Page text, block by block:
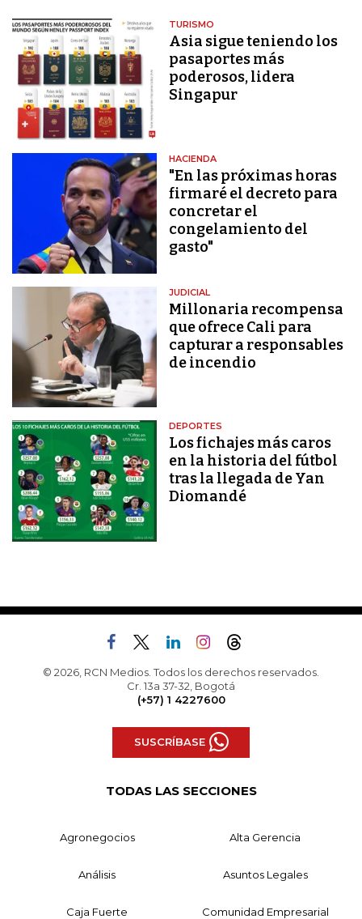
TURISMO
Asia sigue teniendo los
pasaportes más
poderosos, lidera
Singapur
HACIENDA
"En las próximas horas
firmaré el decreto para
concretar el
congelamiento del
gasto"
JUDICIAL
Millonaria recompensa
que ofrece Cali para
capturar a responsables
de incendio
DEPORTES
Los fichajes más caros
en la historia del fútbol
tras la llegada de Yan
Diomandé
© 2026, RCN Medios. Todos los derechos reservados.
Cr. 13a 37-32, Bogotá
(+57) 1 4227600
SUSCRÍBASE
TODAS LAS SECCIONES
Agronegocios Alta Gerencia
Análisis Asuntos Legales
Caja Fuerte Comunidad Empresarial